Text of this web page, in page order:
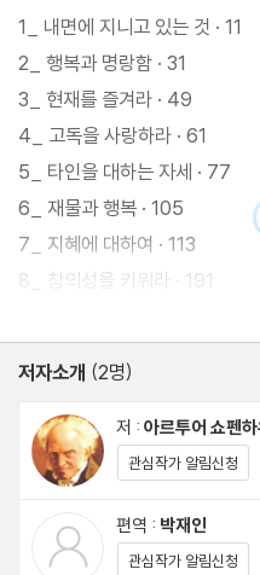
뛰어난 문장으로 씌어져 대대
들은 그 책에 실려 있는 핵심 내
1_ 내면에 지니고 있는 것 · 11
2_ 행복과 명랑함 · 31
3_ 현재를 즐겨라 · 49
4_ 고독을 사랑하라 · 61
5_ 타인을 대하는 자세 · 77
6_ 재물과 행복 · 105
7_ 지혜에 대하여 · 113
8_ 창의성을 키워라 · 191
저자소개 (2명)
저 : 아르투어 쇼펜하
관심작가 알림신청
편역 : 박재인
관심작가 알림신청